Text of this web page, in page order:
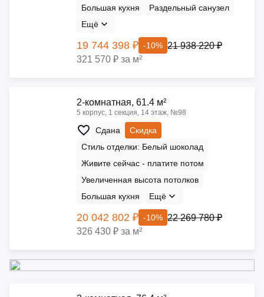
Большая кухня
Раздельный санузел
Ещё
19 744 398 ₽ -10% 21 938 220 ₽
321 570 ₽ за м²
2-комнатная, 61.4 м²
5 корпус, 1 секция, 14 этаж, №98
Сдана
Скидка
Стиль отделки: Белый шоколад
Живите сейчас - платите потом
Увеличенная высота потолков
Большая кухня
Ещё
20 042 802 ₽ -10% 22 269 780 ₽
326 430 ₽ за м²